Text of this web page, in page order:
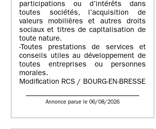
participations ou d’intérêts dans
toutes sociétés, l’acquisition de
valeurs mobilières et autres droits
sociaux et titres de capitalisation de
toute nature.
-Toutes prestations de services et
conseils utiles au développement de
toutes entreprises ou personnes
morales.
Modification RCS / BOURG-EN-BRESSE
Annonce parue le 06/08/2026